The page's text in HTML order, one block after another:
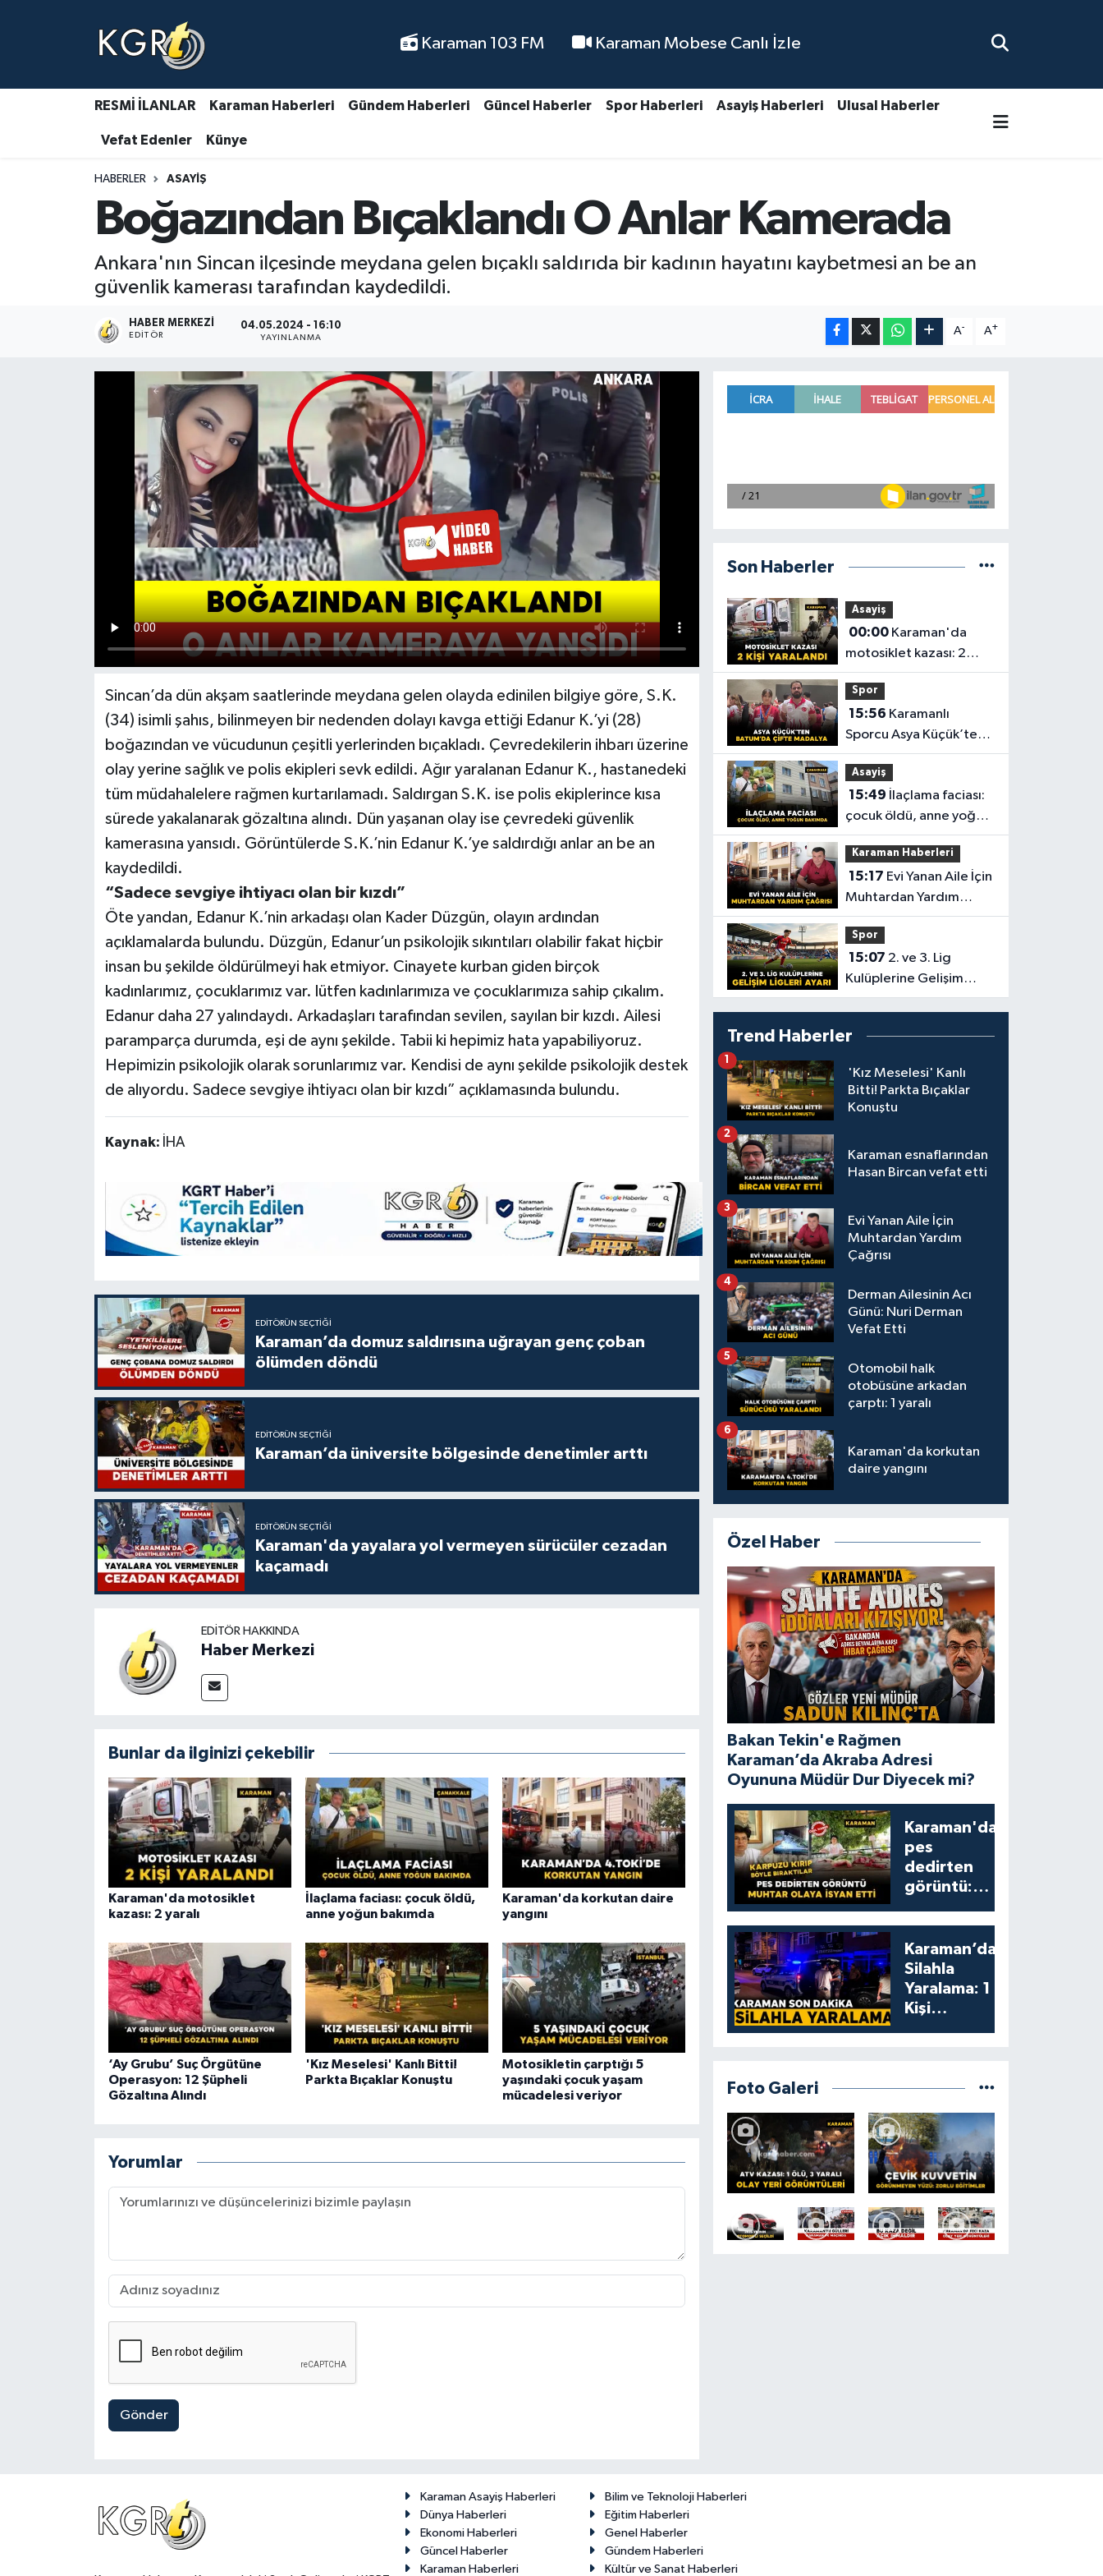
Karaman 103 FM Karaman Mobese Canlı İzle
RESMİ İLANLAR Karaman Haberleri Gündem Haberleri Güncel Haberler Spor Haberleri Asayiş Haberleri Ulusal Haberler
Vefat Edenler Künye
HABERLER ASAYIŞ
Boğazından Bıçaklandı O Anlar Kamerada
Ankara'nın Sincan ilçesinde meydana gelen bıçaklı saldırıda bir kadının hayatını kaybetmesi an be an
güvenlik kamerası tarafından kaydedildi.
HABER MERKEZI
EDITÖR
04.05.2024 - 16:10
YAYINLANMA
A- A+
Sincan’da dün akşam saatlerinde meydana gelen olayda edinilen bilgiye göre, S.K.
(34) isimli şahıs, bilinmeyen bir nedenden dolayı kavga ettiği Edanur K.’yi (28)
boğazından ve vücudunun çeşitli yerlerinden bıçakladı. Çevredekilerin ihbarı üzerine
olay yerine sağlık ve polis ekipleri sevk edildi. Ağır yaralanan Edanur K., hastanedeki
tüm müdahalelere rağmen kurtarılamadı. Saldırgan S.K. ise polis ekiplerince kısa
sürede yakalanarak gözaltına alındı. Dün yaşanan olay ise çevredeki güvenlik
kamerasına yansıdı. Görüntülerde S.K.’nin Edanur K.’ye saldırdığı anlar an be an
kaydedildi.
“Sadece sevgiye ihtiyacı olan bir kızdı”
Öte yandan, Edanur K.’nin arkadaşı olan Kader Düzgün, olayın ardından
açıklamalarda bulundu. Düzgün, Edanur’un psikolojik sıkıntıları olabilir fakat hiçbir
insan bu şekilde öldürülmeyi hak etmiyor. Cinayete kurban giden birçok
kadınlarımız, çocuklarımız var. lütfen kadınlarımıza ve çocuklarımıza sahip çıkalım.
Edanur daha 27 yalındaydı. Arkadaşları tarafından sevilen, sayılan bir kızdı. Ailesi
paramparça durumda, eşi de aynı şekilde. Tabii ki hepimiz hata yapabiliyoruz.
Hepimizin psikolojik olarak sorunlarımız var. Kendisi de aynı şekilde psikolojik destek
de alıyordu. Sadece sevgiye ihtiyacı olan bir kızdı” açıklamasında bulundu.
Kaynak: İHA
EDITÖRÜN SEÇTIĞI
Karaman’da domuz saldırısına uğrayan genç çoban
ölümden döndü
EDITÖRÜN SEÇTIĞI
Karaman’da üniversite bölgesinde denetimler arttı
EDITÖRÜN SEÇTIĞI
Karaman'da yayalara yol vermeyen sürücüler cezadan
kaçamadı
EDITÖR HAKKINDA
Haber Merkezi
Bunlar da ilginizi çekebilir
Karaman'da motosiklet
kazası: 2 yaralı
İlaçlama faciası: çocuk öldü,
anne yoğun bakımda
Karaman'da korkutan daire
yangını
‘Ay Grubu’ Suç Örgütüne
Operasyon: 12 Şüpheli
Gözaltına Alındı
'Kız Meselesi' Kanlı Bitti!
Parkta Bıçaklar Konuştu
Motosikletin çarptığı 5
yaşındaki çocuk yaşam
mücadelesi veriyor
Yorumlar
Gönder
Son Haberler
Asayiş
00:00Karaman'da
motosiklet kazası: 2
yaralı
Spor
15:56
Sporcu Asya Küçük’ten
Batum’da Çifte Madalya
Asayiş
15:49
çocuk öldü, anne yoğun
bakımda
Karaman Haberleri
15:17
Muhtardan Yardım
Çağrısı
Spor
15:07
Kulüplerine Gelişim
Ligleri Ayarı
Trend Haberler
'Kız Meselesi' Kanlı
Bitti! Parkta Bıçaklar
Konuştu
1
Karaman esnaflarından
Hasan Bircan vefat etti
2
Evi Yanan Aile İçin
Muhtardan Yardım
Çağrısı
3
Derman Ailesinin Acı
Günü: Nuri Derman
Vefat Etti
4
Otomobil halk
otobüsüne arkadan
çarptı: 1 yaralı
5
Karaman'da korkutan
daire yangını
6
Özel Haber
Bakan Tekin'e Rağmen
Karaman’da Akraba Adresi
Oyununa Müdür Dur Diyecek mi?
Karaman'da
pes
dedirten
görüntü:
yumruklayıp
yediler,
artıklarını
kamelyada
bıraktılar
Karaman’da
Silahla
Yaralama: 1
Kişi
Foto Galeri
Karaman Asayiş Haberleri
Bilim ve Teknoloji Haberleri
Dünya Haberleri
Eğitim Haberleri
Ekonomi Haberleri
Genel Haberler
Güncel Haberler
Gündem Haberleri
Karaman Haberleri
Kültür ve Sanat Haberleri
Karaman Haberleri
Gündem Haberleri
Güncel Haberler
Asayiş Haberleri
Ulusal Haberler